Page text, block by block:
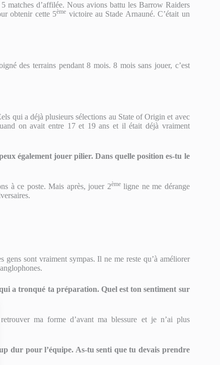
matches d’affilée. Nous avions battu les Barrow Raiders
obtenir cette 5ème victoire au Stade Arnauné. C’était un
des terrains pendant 8 mois. 8 mois sans jouer, c’est
qui a déjà plusieurs sélections au State of Origin et avec
on avait entre 17 et 19 ans et il était déjà vraiment
également jouer pilier. Dans quelle position es-tu le
à ce poste. Mais après, jouer 2èmeligne ne me dérange
gens sont vraiment sympas. Il ne me reste qu’à améliorer
a tronqué ta préparation. Quel est ton sentiment sur
ma forme d’avant ma blessure et je n’ai plus
dur pour l’équipe. As-tu senti que tu devais prendre